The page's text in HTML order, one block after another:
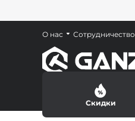
О нас Сотрудничество
Скидки